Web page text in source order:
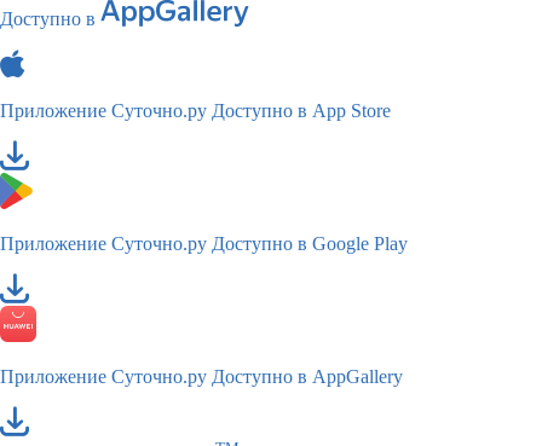
Доступно в
Приложение Суточно.ру Доступно в App Store
Приложение Суточно.ру Доступно в Google Play
Приложение Суточно.ру Доступно в AppGallery